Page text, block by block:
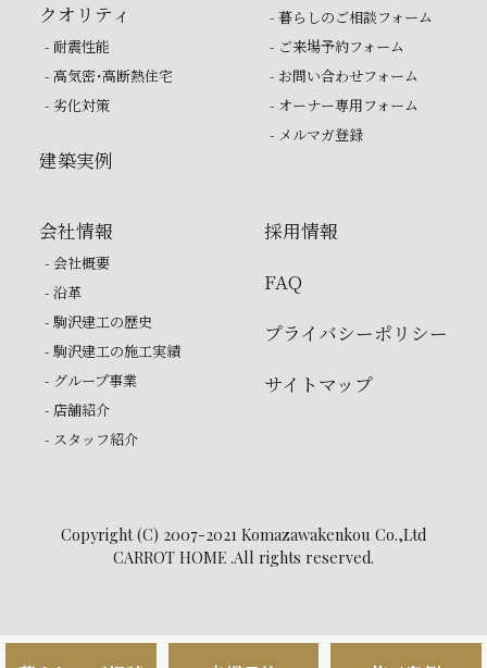
クオリティ
- 耐震性能
- 高気密・高断熱住宅
- 劣化対策
建築実例
- 暮らしのご相談フォーム
- ご来場予約フォーム
- お問い合わせフォーム
- オーナー専用フォーム
- メルマガ登録
会社情報
- 会社概要
- 沿革
- 駒沢建工の歴史
- 駒沢建工の施工実績
- グループ事業
- 店舗紹介
- スタッフ紹介
採用情報
FAQ
プライバシーポリシー
サイトマップ
Copyright (C) 2007-2021 Komazawakenkou Co.,Ltd
CARROT HOME .All rights reserved.